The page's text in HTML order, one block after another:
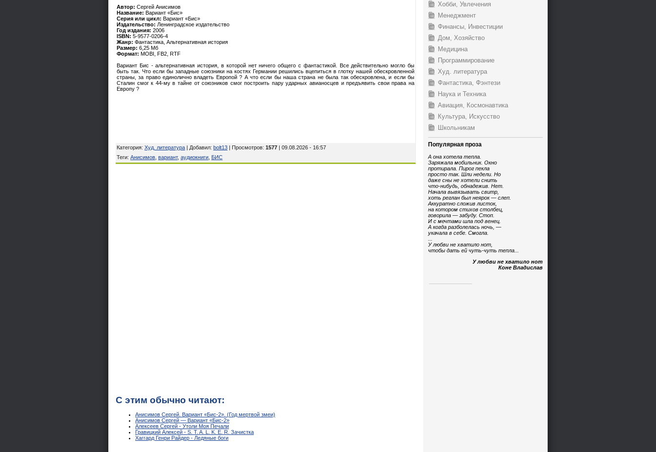
Автор: Сергей Анисимов
Название: Вариант «Бис»
Серия или цикл: Вариант «Бис»
Издательство: Ленинградское издательство
Год издания: 2006
ISBN: 5-9577-0206-4
Жанр: Фантастика, Альтернативная история
Размер: 6,25 Мб
Формат: MOBI, FB2, RTF
Вариант Бис - альтернативная история, в которой нет ничего общего с фантастикой. Все действительно могло бы
быть так. Что если бы западные союзники на костях Германии решились вцепиться в глотку нашей обескровленной
страны, за право единолично владеть Европой ? А что если бы наша страна не была так обескровлена, и если бы
Сталин смог к 44-му в тайне от союзников смог построить пару ударных авианосцев и предъявить свои права на
Европу ?
Категория: Худ. литература | Добавил: bolt13 | Просмотров: 1577 | 09.08.2026 - 16:57
Теги: Анисимов вариант, аудиокниги БИС
С этим обычно читают:
Анисимов Сергей. Вариант «Бис-2». (Год мертвой змеи)
Анисимов Сергей — Вариант «Бис-2»
Алексеев Сергей - Утоли Моя Печали
Гравицкий Алексей - S. T. A. L. K. E. R. Зачистка
Хаггард Генри Райдер - Ледяные боги
Хобби, Увлечения
Менеджмент
Финансы, Инвестиции
Дом, Хозяйство
Медицина
Программирование
Худ. литература
Фантастика, Фэнтези
Наука и Техника
Авиация, Космонавтика
Культура, Искусство
Школьникам
Популярная проза
А она хотела тепла.
Заряжала мобильник. Окно
протирала. Пирог пекла
просто так. Шли недели. Но
даже сны не хотели снить
что-нибудь, обнадежив. Нет.
Начала вывязывать свитр,
хоть реглан был неярок — слеп.
Аккуратно сложив листок,
на котором стихов столбец,
говорила — забуду. Стоп.
И с мечтами шла под венец.
А когда разболелась ночь, —
укачала в себе. Смогла.
У любви не хватило нот,
чтобы дать ей чуть-чуть тепла...
У любви не хватило нот
Коне Владислав